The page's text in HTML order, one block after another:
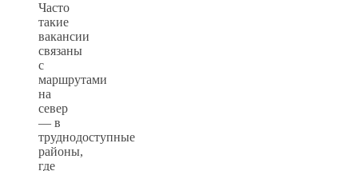
Часто
такие
вакансии
связаны
с
маршрутами
на
север
— в
труднодоступные
районы,
где